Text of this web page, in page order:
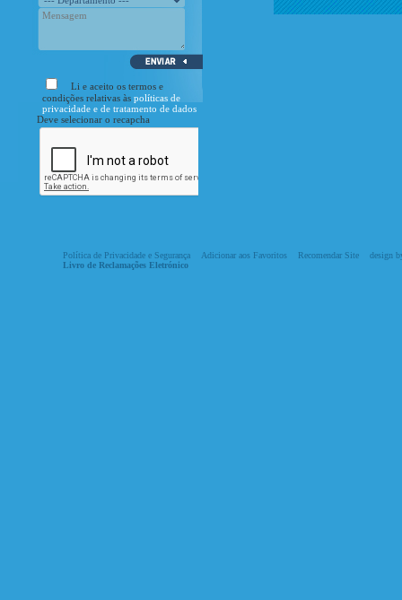
Li e aceito os termos e
condições relativas às políticas de
privacidade e de tratamento de dados
Deve selecionar o recapcha
Política de Privacidade e Segurança Adicionar aos Favoritos Recomendar Site
design
Livro de Reclamações Eletrónico